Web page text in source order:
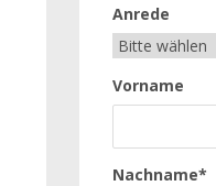
Anrede
Vorname
Nachname*